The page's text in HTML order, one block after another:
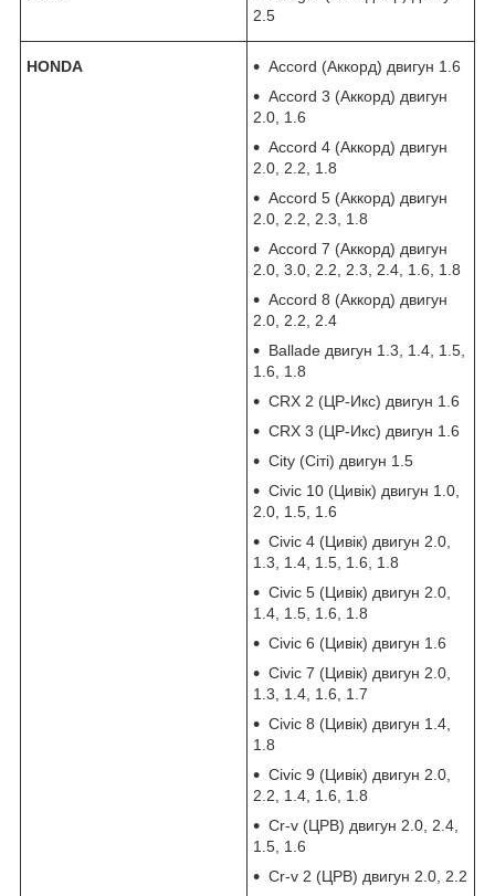
2.5
HONDA
Accord (Аккорд) двигун 1.6
Accord 3 (Аккорд) двигун
2.0, 1.6
Accord 4 (Аккорд) двигун
2.0, 2.2, 1.8
Accord 5 (Аккорд) двигун
2.0, 2.2, 2.3, 1.8
Accord 7 (Аккорд) двигун
2.0, 3.0, 2.2, 2.3, 2.4, 1.6, 1.8
Accord 8 (Аккорд) двигун
2.0, 2.2, 2.4
Ballade двигун 1.3, 1.4, 1.5,
1.6, 1.8
CRX 2 (ЦР-Икс) двигун 1.6
CRX 3 (ЦР-Икс) двигун 1.6
City (Сіті) двигун 1.5
Civic 10 (Цивік) двигун 1.0,
2.0, 1.5, 1.6
Civic 4 (Цивік) двигун 2.0,
1.3, 1.4, 1.5, 1.6, 1.8
Civic 5 (Цивік) двигун 2.0,
1.4, 1.5, 1.6, 1.8
Civic 6 (Цивік) двигун 1.6
Civic 7 (Цивік) двигун 2.0,
1.3, 1.4, 1.6, 1.7
Civic 8 (Цивік) двигун 1.4,
1.8
Civic 9 (Цивік) двигун 2.0,
2.2, 1.4, 1.6, 1.8
Cr-v (ЦРВ) двигун 2.0, 2.4,
1.5, 1.6
Cr-v 2 (ЦРВ) двигун 2.0, 2.2